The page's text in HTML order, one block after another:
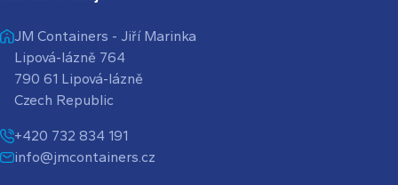
JM Containers - Jiří Marinka
Lipová-lázně 764
790 61 Lipová-lázně
Czech Republic
+420 732 834 191
info@jmcontainers.cz